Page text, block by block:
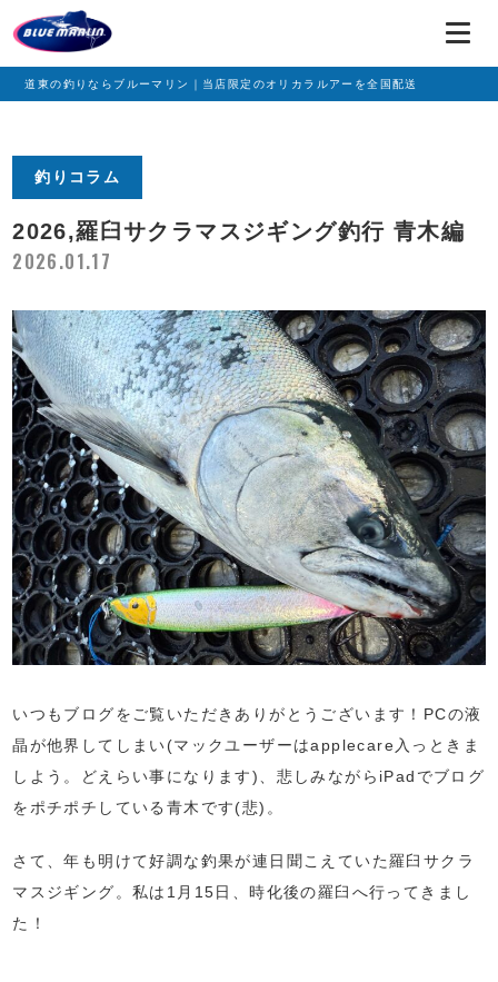
道東の釣りならブルーマリン｜当店限定のオリカラルアーを全国配送
釣りコラム
2026,羅臼サクラマスジギング釣行 青木編
2026.01.17
いつもブログをご覧いただきありがとうございます！PCの液
晶が他界してしまい(マックユーザーはapplecare入っときま
しよう。どえらい事になります)、悲しみながらiPadでブログ
をポチポチしている青木です(悲)。
さて、年も明けて好調な釣果が連日聞こえていた羅臼サクラ
マスジギング。私は1月15日、時化後の羅臼へ行ってきまし
た！